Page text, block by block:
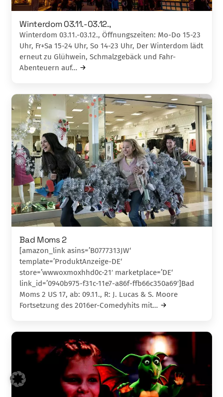
Winterdom 03.11.-03.12.,
Winterdom 03.11.-03.12., Öffnungszeiten: Mo-Do 15-23
Uhr, Fr+Sa 15-24 Uhr, So 14-23 Uhr, Der Winterdom lädt
erneut zu Glühwein, Schmalzgebäck und Fahr-
Abenteuern auf…
Bad Moms 2
[amazon_link asins=’B0777313JW‘
template=’ProduktAnzeige-DE‘
store=’wwwoxmoxhhd0c-21′ marketplace=’DE‘
link_id=’0940b975-f31c-11e7-a86f-ffb66c350a69′]Bad
Moms 2 US 17, ab: 09.11., R: J. Lucas & S. Moore
Fortsetzung des 2016er-Comedyhits mit…